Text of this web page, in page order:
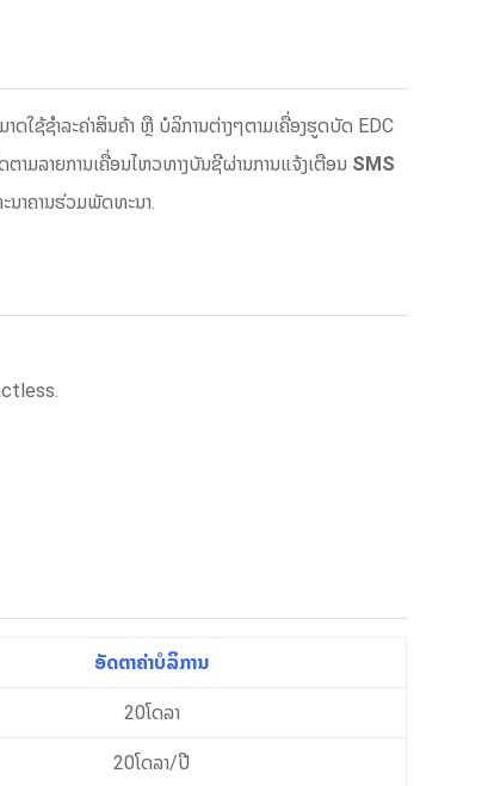
ໃຊ້ຊຳລະຄ່າສິນຄ້າ ຫຼື ບໍລິການຕ່າງໆຕາມເຄື່ອງຮູດບັດ EDC
ມລາຍການເຄື່ອນໄຫວທາງບັນຊີຜ່ານການແຈ້ງເຕືອນ SMS
າຄານຮ່ວມພັດທະນາ.
ອັດຕາຄ່າບໍລິການ
20ໂດລາ
20ໂດລາ/ປີ